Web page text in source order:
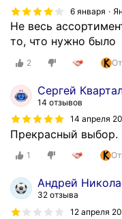
6 января
Не весь
то, что нужно было
2
Сергей
14 отзывов
14 апреля
Прекрасный выбор.
1
Андрей
32 отзыва
12 апреля